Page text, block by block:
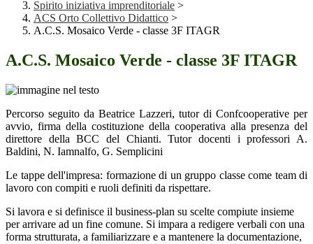
Spirito iniziativa imprenditoriale >
ACS Orto Collettivo Didattico >
A.C.S. Mosaico Verde - classe 3F ITAGR
A.C.S. Mosaico Verde - classe 3F ITAGR
Percorso seguito da Beatrice Lazzeri, tutor di Confcooperative per
avvio, firma della costituzione della cooperativa alla presenza del
direttore della BCC del Chianti. Tutor docenti i professori A.
Baldini, N. Iamnalfo, G. Semplicini
Le tappe dell'impresa: formazione di un gruppo classe come team di
lavoro con compiti e ruoli definiti da rispettare.
Si lavora e si definisce il business-plan su scelte compiute insieme
per arrivare ad un fine comune. Si impara a redigere verbali con una
forma strutturata, a familiarizzare e a mantenere la documentazione,